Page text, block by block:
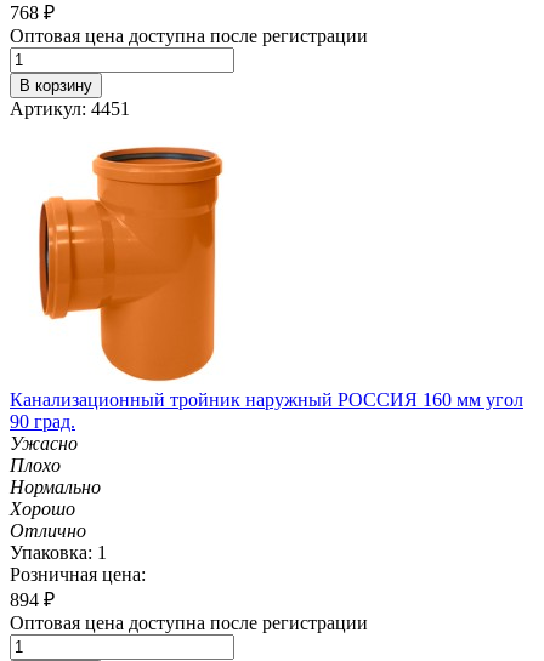
768 ₽
Оптовая цена доступна после регистрации
В корзину
Артикул: 4451
Канализационный тройник наружный РОССИЯ 160 мм угол
90 град.
Ужасно
Плохо
Нормально
Хорошо
Отлично
Упаковка: 1
Розничная цена:
894 ₽
Оптовая цена доступна после регистрации